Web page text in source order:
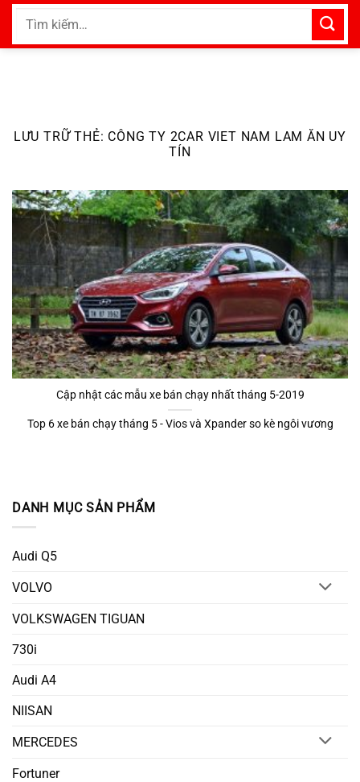
Bỏ
nội
Tìm
LƯU TRỮ THẺ: CÔNG TY 2CAR VIET NAM LAM ĂN UY
TÍN
DANH MỤC SẢN PHẨM
Audi Q5
VOLVO
VOLKSWAGEN TIGUAN
730i
Audi A4
NIISAN
MERCEDES
Fortuner
Cập nhật các mẫu xe bán chạy nhất tháng 5-2019
Top 6 xe bán chạy tháng 5 - Vios và Xpander so kè ngôi vương